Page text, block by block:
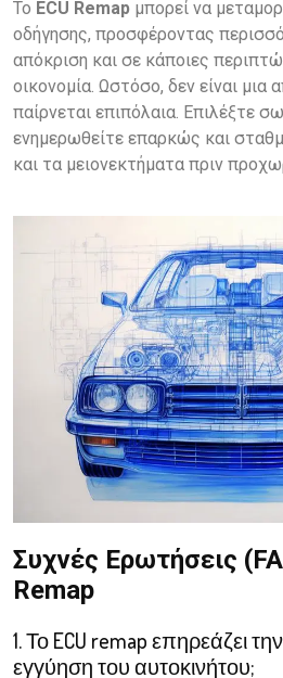
Το ECU Remap μπορεί να
οδήγησης, προσφέροντας
απόκριση και σε κάποιες
οικονομία. Ωστόσο, δεν είναι
παίρνεται επιπόλαια. Επιλέξτε
ενημερωθείτε επαρκώς και
και τα μειονεκτήματα πριν
Συχνές Ερωτήσεις
Remap
1. Το ECU remap επηρεάζει
εγγύηση του αυτοκινήτου;